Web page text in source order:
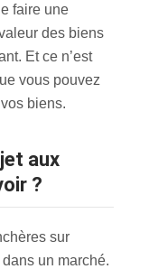
faire une
des biens
Et ce n’est
vous pouvez
biens.
?
sur
un marché.